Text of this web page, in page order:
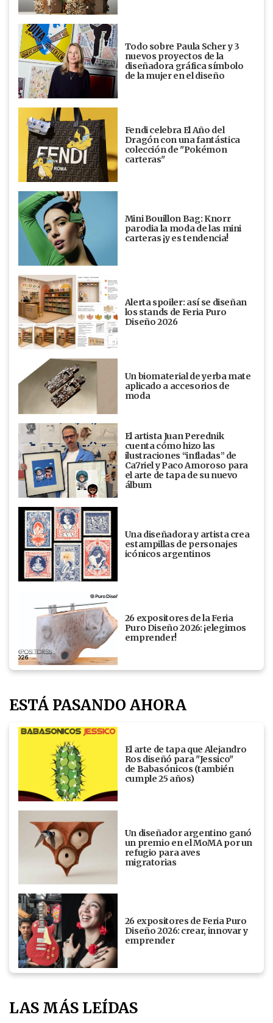
Todo sobre Paula Scher y 3
nuevos proyectos de la
diseñadora gráfica símbolo
de la mujer en el diseño
Fendi celebra El Año del
Dragón con una fantástica
colección de "Pokémon
carteras"
Mini Bouillon Bag: Knorr
parodia la moda de las mini
carteras ¡y es tendencia!
Alerta spoiler: así se diseñan
los stands de Feria Puro
Diseño 2026
Un biomaterial de yerba mate
aplicado a accesorios de
moda
El artista Juan Perednik
cuenta cómo hizo las
ilustraciones “infladas” de
Ca7riel y Paco Amoroso para
el arte de tapa de su nuevo
álbum
Una diseñadora y artista crea
estampillas de personajes
icónicos argentinos
26 expositores de la Feria
Puro Diseño 2026: ¡elegimos
emprender!
ESTÁ PASANDO AHORA
El arte de tapa que Alejandro
Ros diseñó para "Jessico"
de Babasónicos (también
cumple 25 años)
Un diseñador argentino ganó
un premio en el MoMA por un
refugio para aves
migratorias
26 expositores de Feria Puro
Diseño 2026: crear, innovar y
emprender
LAS MÁS LEÍDAS